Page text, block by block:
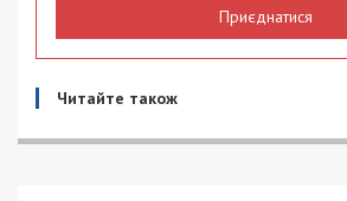
Приєднатися
Читайте також